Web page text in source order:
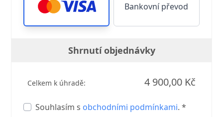
Bankovní převod
Shrnutí objednávky
Celkem k úhradě: 4 900,00 Kč
Souhlasím s obchodními podmínkami. *